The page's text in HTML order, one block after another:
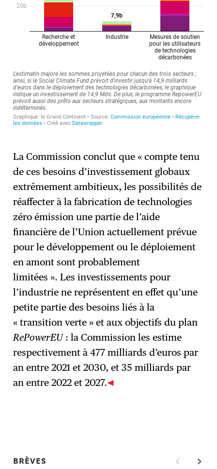
La Commission conclut que « compte tenu
de ces besoins d’investissement globaux
extrêmement ambitieux, les possibilités de
réaffecter à la fabrication de technologies
zéro émission une partie de l’aide
financière de l’Union actuellement prévue
pour le développement ou le déploiement
en amont sont probablement
limitées ». Les investissements pour
l’industrie ne représentent en effet qu’une
petite partie des besoins liés à la
« transition verte » et aux objectifs du plan
RePowerEU: la Commission les estime
respectivement à 477 milliards d’euros par
an entre 2021 et 2030, et 35 milliards par
an entre 2022 et 2027.
BRÈVES